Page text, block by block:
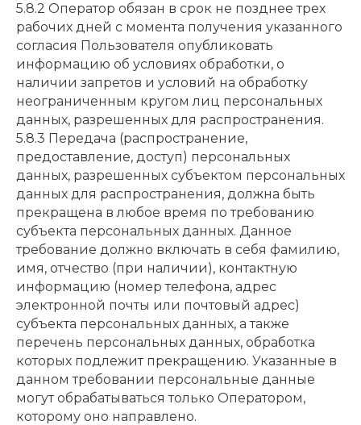
5.8.2 Оператор обязан в срок не позднее трех
рабочих дней с момента получения указанного
согласия Пользователя опубликовать
информацию об условиях обработки, о
наличии запретов и условий на обработку
неограниченным кругом лиц персональных
данных, разрешенных для распространения.
5.8.3 Передача (распространение,
предоставление, доступ) персональных
данных, разрешенных субъектом персональных
данных для распространения, должна быть
прекращена в любое время по требованию
субъекта персональных данных. Данное
требование должно включать в себя фамилию,
имя, отчество (при наличии), контактную
информацию (номер телефона, адрес
электронной почты или почтовый адрес)
субъекта персональных данных, а также
перечень персональных данных, обработка
которых подлежит прекращению. Указанные в
данном требовании персональные данные
могут обрабатываться только Оператором,
которому оно направлено.